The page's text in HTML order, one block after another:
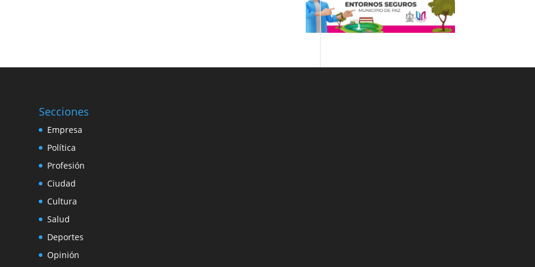
Secciones
Empresa
Política
Profesión
Ciudad
Cultura
Salud
Deportes
Opinión